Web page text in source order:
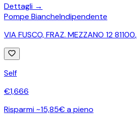
Dettagli →
Pompe BiancheIndipendente
VIA FUSCO, FRAZ. MEZZANO 12 81100,
Self
€1,666
Risparmi ~15,85€ a pieno